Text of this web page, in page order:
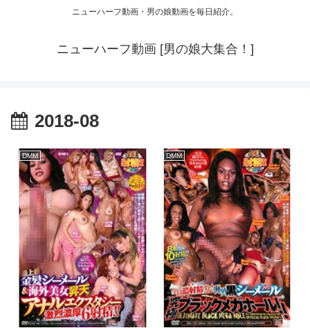
ニューハーフ動画・男の娘動画を毎日紹介。
ニューハーフ動画 [男の娘大集合！]
2018-08
DMM DMM